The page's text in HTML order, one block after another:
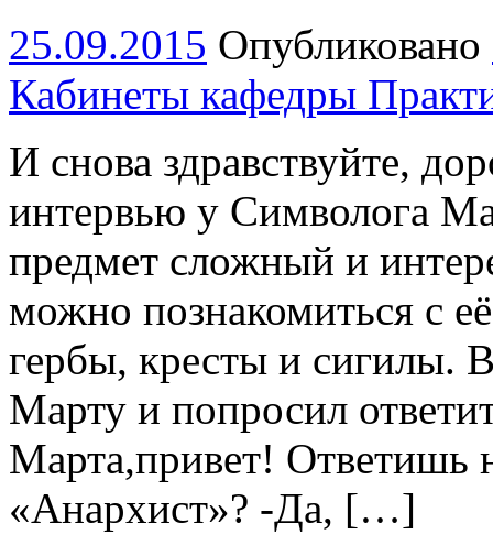
25.09.2015 Опубликовано
Кабинеты кафедры
И снова здравствуйте,
интервью у Символога
предмет сложный и
можно познакомиться с
гербы, кресты и сигилы.
Марту и попросил
Марта,привет! Ответишь
«Анархист»? -Да, […]